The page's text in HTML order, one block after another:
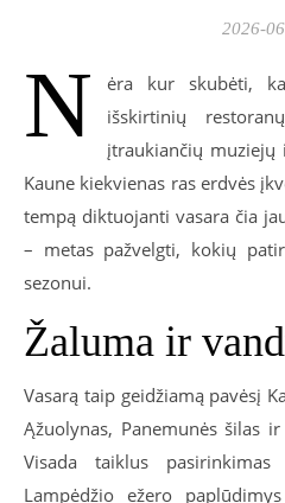
2026-
N
ėra kur skubėti,
išskirtinių
įtraukiančių
Kaune kiekvienas ras erdvės
tempą diktuojanti vasara čia
– metas pažvelgti, kokių
sezonui.
Žaluma ir
Vasarą taip geidžiamą pavėsį
Ąžuolynas, Panemunės šilas
Visada taiklus
Lampėdžio ežero